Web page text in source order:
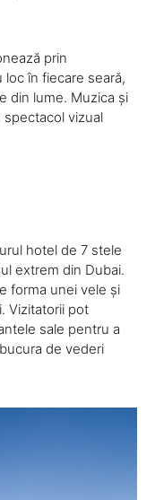
prin
loc în fiecare seară,
din lume. Muzica și
vizual
hotel de 7 stele
extrem din Dubai.
forma unei vele și
Vizitatorii pot
sale pentru a
de vederi